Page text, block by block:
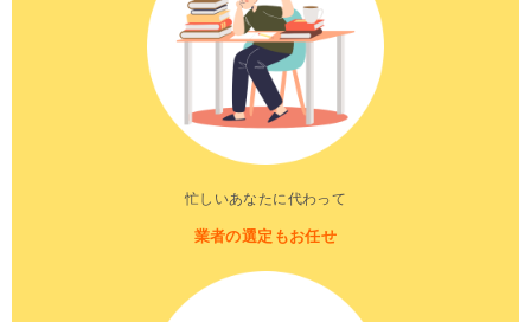
忙しいあなたに代わって
業者の選定もお任せ